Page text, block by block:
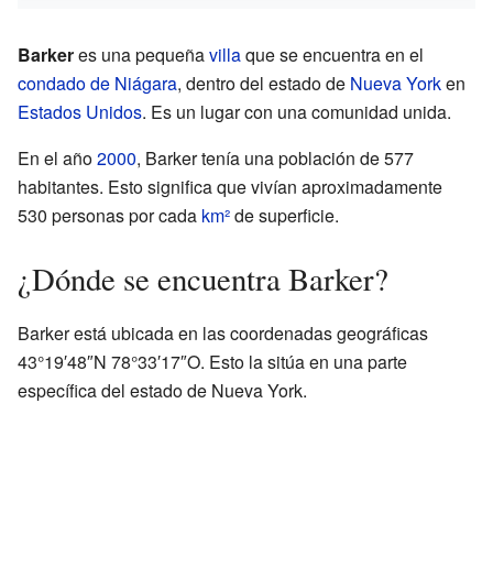
Barkeres una pequeñavillaque se encuentra en el
condado de Niágara, dentro del estado de Nueva Yorken
Estados Unidos. Es un lugar con una comunidad unida.
En el año2000, Barker tenía una población de 577
habitantes. Esto significa que vivían aproximadamente
530 personas por cada km²de superficie.
¿Dónde se encuentra Barker?
Barker está ubicada en las coordenadas geográficas
43°19′48″N 78°33′17″O. Esto la sitúa en una parte
específica del estado de Nueva York.